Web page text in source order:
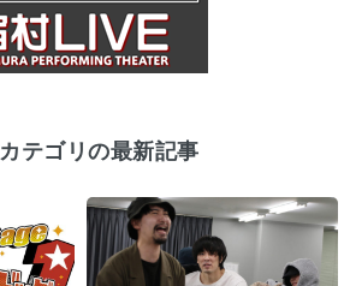
カテゴリの最新記事